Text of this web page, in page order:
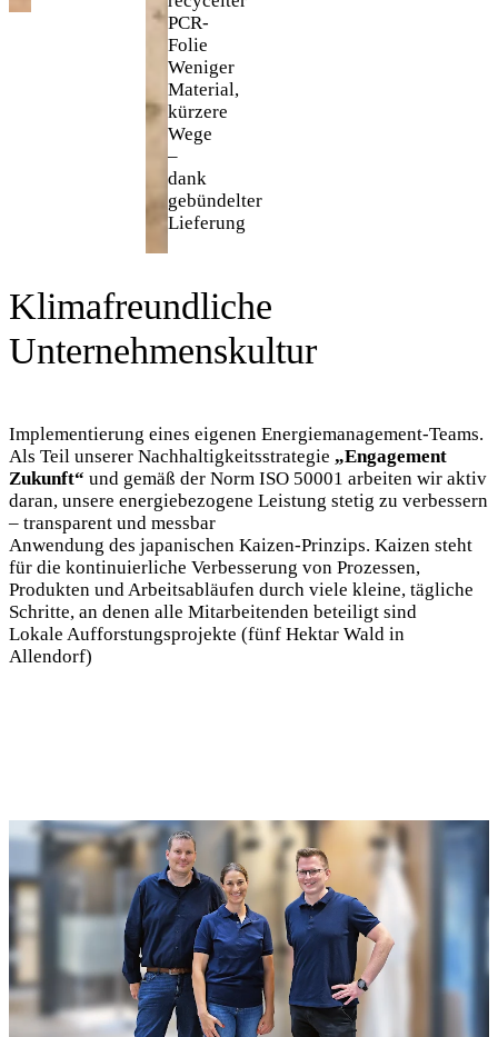
PCR-
Folie
Weniger
Material,
kürzere
Wege
dank
gebündelter
Lieferung
Klimafreundliche
Unternehmenskultur
Implementierung eines eigenen Energiemanagement-Teams.
Als Teil unserer Nachhaltigkeitsstrategie
„Engagement
Zukunft“ und gemäß der Norm ISO 50001 arbeiten wir aktiv
daran, unsere energiebezogene Leistung stetig zu verbessern
– transparent und messbar
Anwendung des japanischen Kaizen-Prinzips. Kaizen steht
für die kontinuierliche Verbesserung von Prozessen,
Produkten und Arbeitsabläufen durch viele kleine, tägliche
Schritte, an denen alle Mitarbeitenden beteiligt sind
Lokale Aufforstungsprojekte (fünf Hektar Wald in
Allendorf)